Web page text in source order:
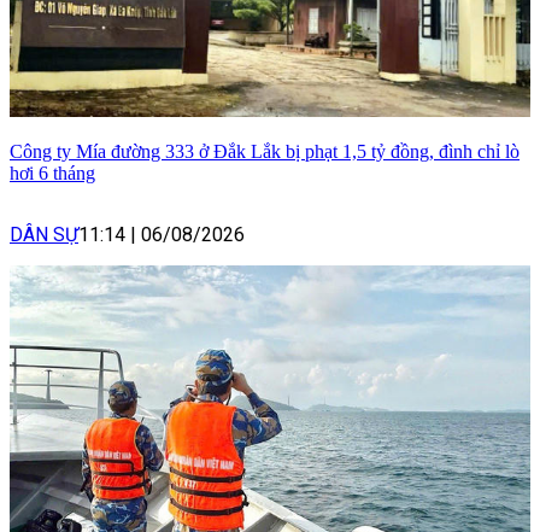
Công ty Mía đường 333 ở Đắk Lắk bị phạt 1,5 tỷ đồng, đình chỉ lò
hơi 6 tháng
DÂN SỰ11:14 06/08/2026